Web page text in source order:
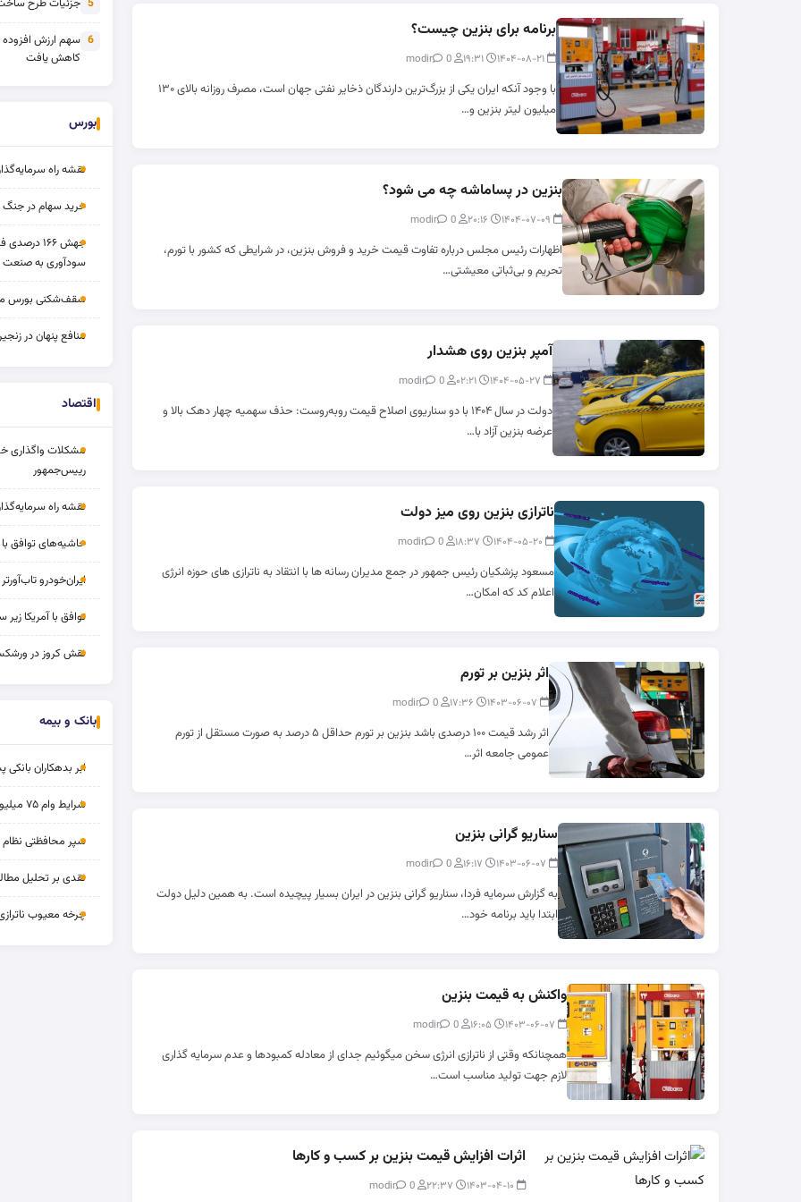
برنامه برای بنزین چیست؟
۱۴۰۴-۰۸-۲۱ ۱۹:۳۱ modir
0
با وجود آنکه ایران یکی از بزرگ‌ترین دارندگان ذخایر نفتی جهان است، مصرف روزانه بالای ۱۳۰
میلیون لیتر بنزین و…
بنزین در پساماشه چه می شود؟
modir
0
اظهارات رئیس مجلس درباره تفاوت قیمت خرید و فروش بنزین، در شرایطی که کشور با تورم،
تحریم و بی‌ثباتی معیشتی…
آمپر بنزین روی هشدار
۱۴۰۴-۰۵-۲۷ ۰۲:۲۱ modir
0
دولت در سال ۱۴۰۴ با دو سناریوی اصلاح قیمت روبه‌روست: حذف سهمیه چهار دهک بالا و
عرضه بنزین آزاد با…
ناترازی بنزین روی میز دولت
modir
0
مسعود پزشکیان رئیس جمهور در جمع مدیران رسانه ها با انتقاد به ناترازی های حوزه انرژی
اعلام کد که امکان…
اثر بنزین بر تورم
modir
0
اثر رشد قیمت ۱۰۰ درصدی باشد بنزین بر تورم حداقل ۵ درصد به صورت مستقل از تورم
عمومی جامعه اثر…
سناریو گرانی بنزین
modir
0
به گزارش سرمایه فردا، سناریو گرانی بنزین در ایران بسیار پیچیده است. به همین دلیل دولت
ابتدا باید برنامه خود…
واکنش به قیمت بنزین
modir
0
همچنانکه وقتی از ناترازی انرژی سخن میگوئیم جدای از معادله کمبودها و عدم سرمایه گذاری
لازم جهت تولید مناسب است…
اثرات افزایش قیمت بنزین بر کسب و کارها
0
5
6 سهم ارزش
کاهش یافت
بورس
نقشه راه
خرید سهام در
جهش ۱۶۶
سودآوری به صنعت
سقف‌شکنی بورس
منافع پنهان در
اقتصاد
مشکلات واگذاری
رییس‌جمهور
نقشه راه
حاشیه‌های توافق با
ایران‌خودرو
توافق با آمریکا زیر
نقش کروز در
بانک و بیمه
ابر بدهکاران
شرایط وام ۷۵ میلیونی بازنشستگان
سپر محافظتی نظام
نقدی بر تحلیل
چرخه‌ معیوب